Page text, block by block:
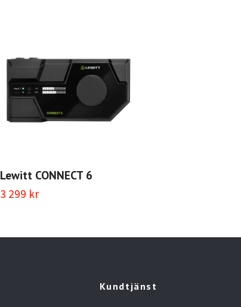
Lewitt CONNECT 6
3 299 kr
Kundtjänst